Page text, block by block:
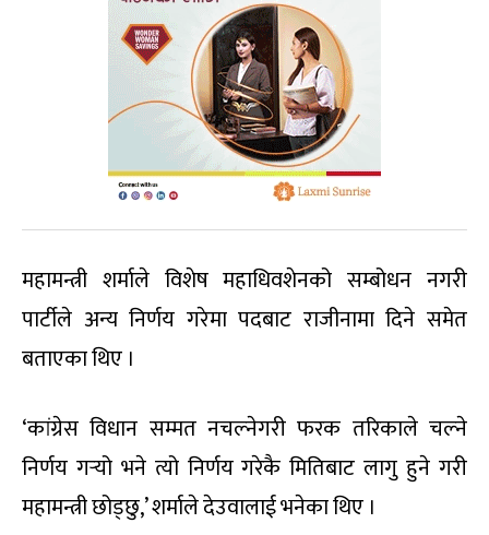
महामन्त्री शर्माले विशेष महाधिवशेनको सम्बोधन नगरी
पार्टीले अन्य निर्णय गरेमा पदबाट राजीनामा दिने समेत
बताएका थिए ।
‘कांग्रेस विधान सम्मत नचल्नेगरी फरक तरिकाले चल्ने
निर्णय गर्‍यो भने त्यो निर्णय गरेकै मितिबाट लागु हुने गरी
महामन्त्री छोड्छु,’ शर्माले देउवालाई भनेका थिए ।